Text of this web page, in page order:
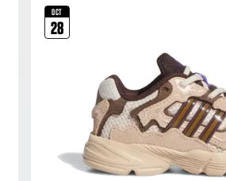
OCT
28